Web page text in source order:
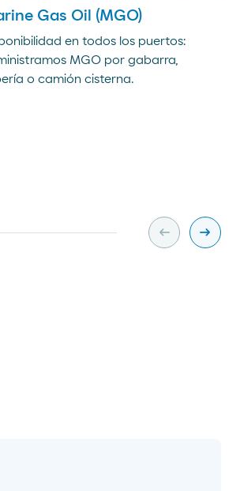
Gas Oil (MGO)
en todos los puertos:
MGO por gabarra,
o camión cisterna.
arrow_left_altSlide previa
arrow_right_altSlide